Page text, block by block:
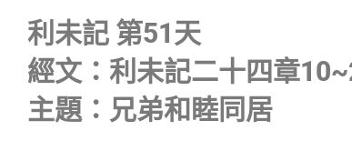
利未記 第51天
經文：利未記二十四章
主題：兄弟和睦同居